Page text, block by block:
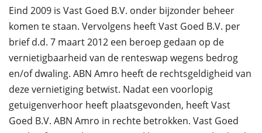
Eind 2009 is Vast Goed B.V. onder bijzonder beheer
komen te staan. Vervolgens heeft Vast Goed B.V. per
brief d.d. 7 maart 2012 een beroep gedaan op de
vernietigbaarheid van de renteswap wegens bedrog
en/of dwaling. ABN Amro heeft de rechtsgeldigheid van
deze vernietiging betwist. Nadat een voorlopig
getuigenverhoor heeft plaatsgevonden, heeft Vast
Goed B.V. ABN Amro in rechte betrokken. Vast Goed